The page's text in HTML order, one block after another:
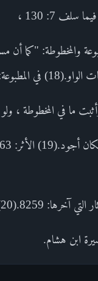
7: 130 ،
والمخطوطة: "كما أن
في المطبوعة:
ما في المخطوطة ،